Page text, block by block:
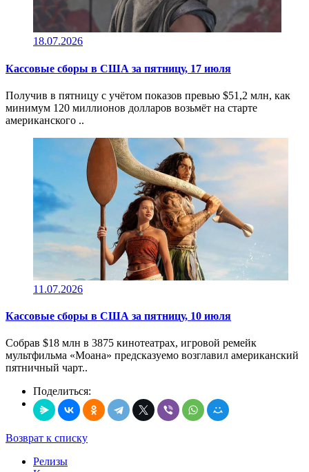
18.07.2026
Кассовые сборы в CША за пятницу, 17 июля
Получив в пятницу c учётом показов превью $51,2 млн, как
минимум 120 миллионов долларов возьмёт на старте
американского ..
11.07.2026
Кассовые сборы в CША за пятницу, 10 июля
Собрав $18 млн в 3875 кинотеатрах, игровой ремейк
мультфильма «Моана» предсказуемо возглавил американский
пятничный чарт..
Поделиться:
Возврат к списку
Релизы